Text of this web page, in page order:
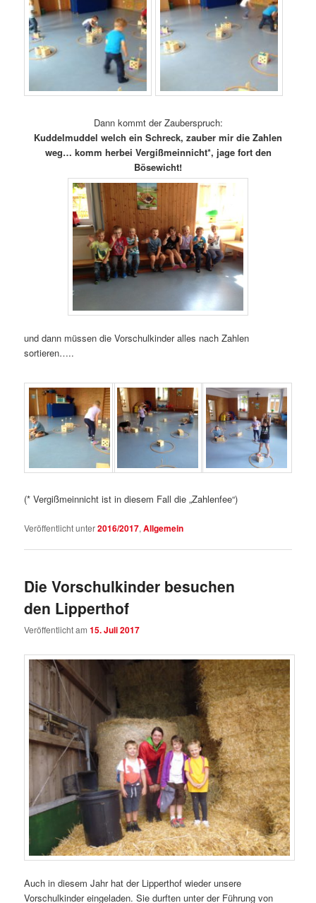
Dann kommt der Zauberspruch:
Kuddelmuddel welch ein Schreck, zauber mir die Zahlen
weg… komm herbei Vergißmeinnicht*, jage fort den
Bösewicht!
und dann müssen die Vorschulkinder alles nach Zahlen
sortieren…..
(* Vergißmeinnicht ist in diesem Fall die „Zahlenfee“)
Veröffentlicht unter2016/2017,Allgemein
Die Vorschulkinder besuchen
den Lipperthof
Veröffentlicht am15. Juli 2017
Auch in diesem Jahr hat der Lipperthof wieder unsere
Vorschulkinder eingeladen. Sie durften unter der Führung von